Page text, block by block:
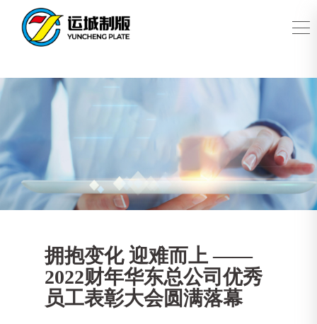
拥抱变化 迎难而上 ——
2022财年华东总公司优秀
员工表彰大会圆满落幕